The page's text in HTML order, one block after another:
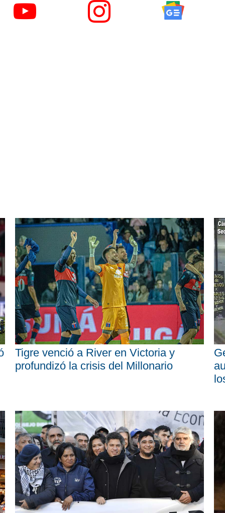
Tigre venció a River en Victoria y
profundizó la crisis del Millonario